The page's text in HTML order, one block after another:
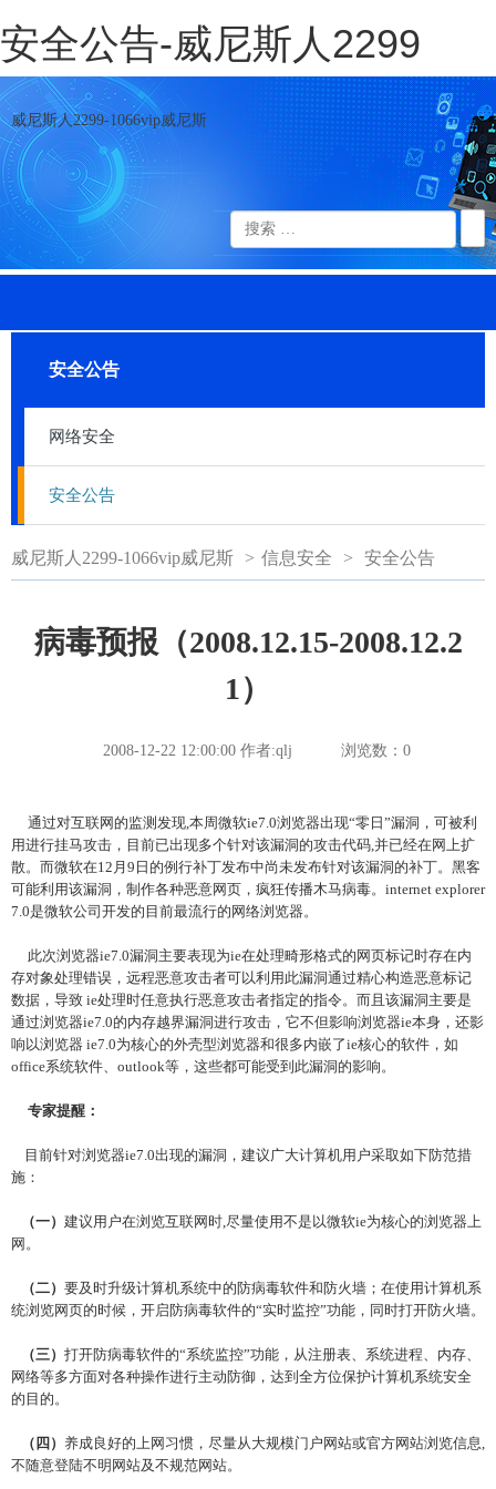
安全公告-威尼斯人2299
威尼斯人2299-1066vip威尼斯
安全公告
网络安全
安全公告
威尼斯人2299-1066vip威尼斯 > 信息安全 > 安全公告
病毒预报（2008.12.15-2008.12.2
1）
2008-12-22 12:00:00 作者:qlj 浏览数： 0
通过对互联网的监测发现,本周微软ie7.0浏览器出现“零日”漏洞，可被利
用进行挂马攻击，目前已出现多个针对该漏洞的攻击代码,并已经在网上扩
散。而微软在12月9日的例行补丁发布中尚未发布针对该漏洞的补丁。黑客
可能利用该漏洞，制作各种恶意网页，疯狂传播木马病毒。internet explorer
7.0是微软公司开发的目前最流行的网络浏览器。
此次浏览器ie7.0漏洞主要表现为ie在处理畸形格式的网页标记时存在内
存对象处理错误，远程恶意攻击者可以利用此漏洞通过精心构造恶意标记
数据，导致 ie处理时任意执行恶意攻击者指定的指令。而且该漏洞主要是
通过浏览器ie7.0的内存越界漏洞进行攻击，它不但影响浏览器ie本身，还影
响以浏览器 ie7.0为核心的外壳型浏览器和很多内嵌了ie核心的软件，如
office系统软件、outlook等，这些都可能受到此漏洞的影响。
专家提醒：
目前针对浏览器ie7.0出现的漏洞，建议广大计算机用户采取如下防范措
施：
（一） 建议用户在浏览互联网时,尽量使用不是以微软ie为核心的浏览器上
网。
（二） 要及时升级计算机系统中的防病毒软件和防火墙；在使用计算机系
统浏览网页的时候，开启防病毒软件的“实时监控”功能，同时打开防火墙。
（三） 打开防病毒软件的“系统监控”功能，从注册表、系统进程、内存、
网络等多方面对各种操作进行主动防御，达到全方位保护计算机系统安全
的目的。
（四） 养成良好的上网习惯，尽量从大规模门户网站或官方网站浏览信息,
不随意登陆不明网站及不规范网站。